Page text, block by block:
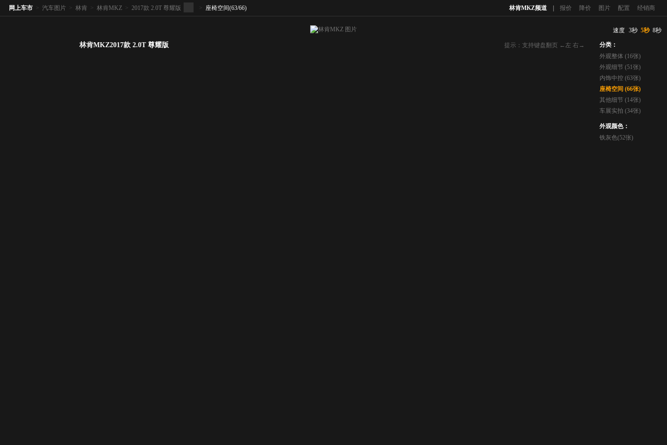
林肯MKZ频道 报价 降价 图片 配置 经销商
网上车市 > 汽车图片 > 林肯 > 林肯MKZ > 2017款 2.0T 尊耀版 > 座椅空间(63/66)
提示：支持键盘翻页 ←左 右→
林肯MKZ2017款 2.0T 尊耀版
速度 3秒 5秒 8秒
分类：
外观整体 (16张)
外观细节 (51张)
内饰中控 (63张)
座椅空间 (66张)
其他细节 (14张)
车展实拍 (34张)
外观颜色：
铁灰色(52张)